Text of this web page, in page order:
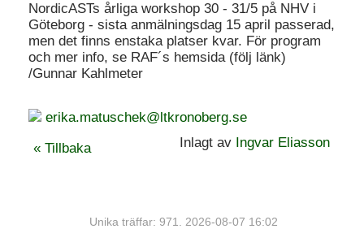
NordicASTs årliga workshop 30 - 31/5 på NHV i
Göteborg - sista anmälningsdag 15 april passerad,
men det finns enstaka platser kvar. För program
och mer info, se RAF´s hemsida (följ länk)
/Gunnar Kahlmeter
erika.matuschek@ltkronoberg.se
« Tillbaka
Inlagt av Ingvar Eliasson
Unika träffar: 971. 2026-08-07 16:02